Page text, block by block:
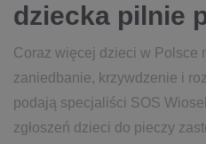
dziecka pilnie
Coraz więcej dzieci w Polsce
zaniedbanie, krzywdzenie i
podają specjaliści SOS
zgłoszeń dzieci do pieczy